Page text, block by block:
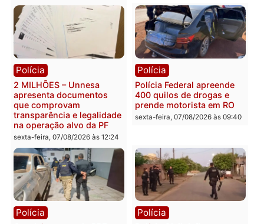
Você também vai querer ler...
Política
Marcos Rogério apresenta
Plano de Governo com
228 projetos, metas
públicas e
acompanhamento de
resultados
Eleições 2026: Pastor
Evanildo pode ser o
primeiro pastor de
Rondônia na Câmara
Federal
sexta-feira, 07/08/2026 às